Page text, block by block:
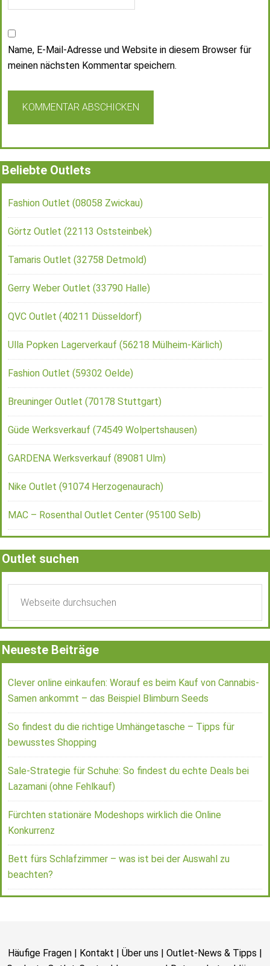
Name, E-Mail-Adresse und Website in diesem Browser für
meinen nächsten Kommentar speichern.
Beliebte Outlets
Fashion Outlet (08058 Zwickau)
Görtz Outlet (22113 Oststeinbek)
Tamaris Outlet (32758 Detmold)
Gerry Weber Outlet (33790 Halle)
QVC Outlet (40211 Düsseldorf)
Ulla Popken Lagerverkauf (56218 Mülheim-Kärlich)
Fashion Outlet (59302 Oelde)
Breuninger Outlet (70178 Stuttgart)
Güde Werksverkauf (74549 Wolpertshausen)
GARDENA Werksverkauf (89081 Ulm)
Nike Outlet (91074 Herzogenaurach)
MAC – Rosenthal Outlet Center (95100 Selb)
Outlet suchen
Neueste Beiträge
Clever online einkaufen: Worauf es beim Kauf von Cannabis-
Samen ankommt – das Beispiel Blimburn Seeds
So findest du die richtige Umhängetasche – Tipps für
bewusstes Shopping
Sale-Strategie für Schuhe: So findest du echte Deals bei
Lazamani (ohne Fehlkauf)
Fürchten stationäre Modeshops wirklich die Online
Konkurrenz
Bett fürs Schlafzimmer – was ist bei der Auswahl zu
beachten?
Häufige Fragen | Kontakt | Über uns | Outlet-News & Tipps |